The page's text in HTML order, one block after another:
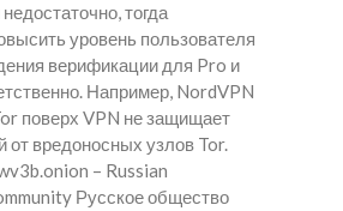
тогда
уровень пользователя
верификации для Pro и
Например, NordVPN
поверх VPN не защищает
от вредоносных узлов Tor.
– Russian
Русское общество